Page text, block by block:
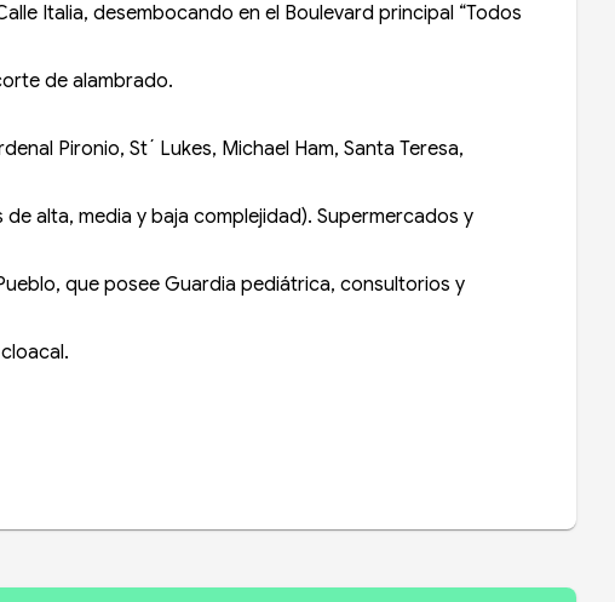
Italia, desembocando en el Boulevard principal “Todos
de alambrado.
Pironio, St´ Lukes, Michael Ham, Santa Teresa,
alta, media y baja complejidad). Supermercados y
que posee Guardia pediátrica, consultorios y